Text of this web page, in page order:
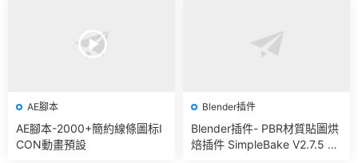
AE腳本
AE腳本-2000+簡約線條圖标I
CON動畫預設
Blender插件
Blender插件- PBR材質貼圖烘
焙插件 SimpleBake V2.7.5 –